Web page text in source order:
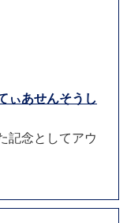
ぃあせんそうし
記念としてアウ